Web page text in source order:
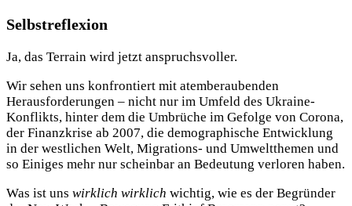
Selbstreflexion
Ja, das Terrain wird jetzt anspruchsvoller.
Wir sehen uns konfrontiert mit atemberaubenden
Herausforderungen – nicht nur im Umfeld des Ukraine-
Konflikts, hinter dem die Umbrüche im Gefolge von Corona,
der Finanzkrise ab 2007, die demographische Entwicklung
in der westlichen Welt, Migrations- und Umweltthemen und
so Einiges mehr nur scheinbar an Bedeutung verloren haben.
Was ist uns wirklich wirklich wichtig, wie es der Begründer